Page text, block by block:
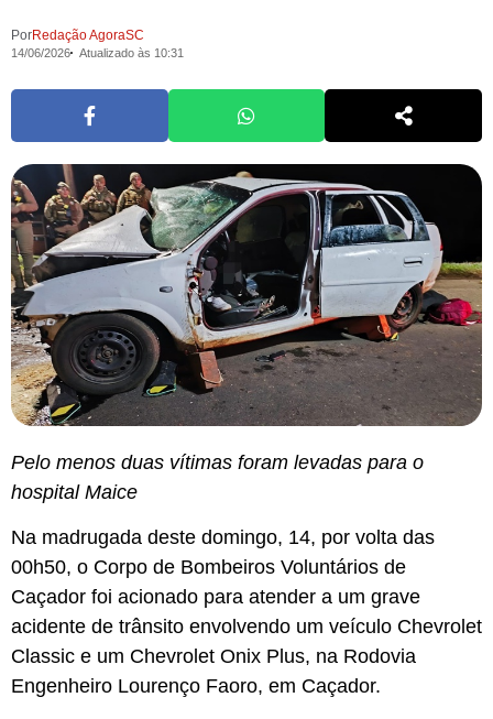
PorRedação AgoraSC
14/06/2026 Atualizado às 10:31
Pelo menos duas vítimas foram levadas para o
hospital Maice
Na madrugada deste domingo, 14, por volta das
00h50, o Corpo de Bombeiros Voluntários de
Caçador foi acionado para atender a um grave
acidente de trânsito envolvendo um veículo Chevrolet
Classic e um Chevrolet Onix Plus, na Rodovia
Engenheiro Lourenço Faoro, em Caçador.